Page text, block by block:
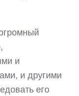
и
и другими
его